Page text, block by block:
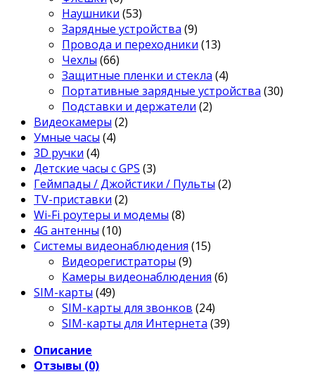
Наушники (53)
Зарядные устройства (9)
Провода и переходники (13)
Чехлы (66)
Защитные пленки и стекла (4)
Портативные зарядные устройства (30)
Подставки и держатели (2)
Видеокамеры (2)
Умные часы (4)
3D ручки (4)
Детские часы с GPS (3)
Геймпады / Джойстики / Пульты (2)
TV-приставки (2)
Wi-Fi роутеры и модемы (8)
4G антенны (10)
Системы видеонаблюдения (15)
Видеорегистраторы (9)
Камеры видеонаблюдения (6)
SIM-карты (49)
SIM-карты для звонков (24)
SIM-карты для Интернета (39)
Описание
Отзывы (0)